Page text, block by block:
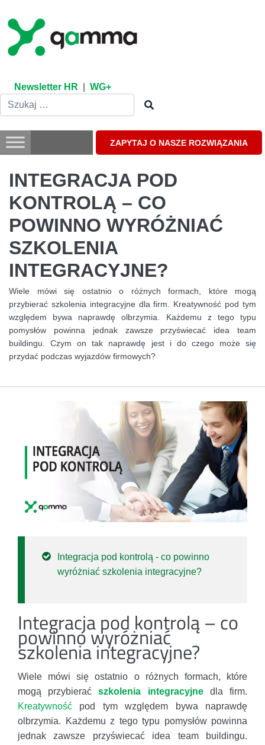
content
Newsletter HR WG+
ZAPYTAJ O NASZE ROZWIĄZANIA
INTEGRACJA POD
KONTROLĄ – CO
POWINNO WYRÓŻNIAĆ
SZKOLENIA
INTEGRACYJNE?
Wiele mówi się ostatnio o różnych formach, które mogą
przybierać szkolenia integracyjne dla firm. Kreatywność pod tym
względem bywa naprawdę olbrzymia. Każdemu z tego typu
pomysłów powinna jednak zawsze przyświecać idea team
buildingu. Czym on tak naprawdę jest i do czego może się
przydać podczas wyjazdów firmowych?
Integracja pod kontrolą - co powinno
wyróżniać szkolenia integracyjne?
Integracja pod kontrolą – co
powinno wyróżniać
szkolenia integracyjne?
Wiele mówi się ostatnio o różnych formach, które
mogą przybieraćszkolenia integracyjnedla firm.
Kreatywność pod tym względem bywa naprawdę
olbrzymia. Każdemu z tego typu pomysłów powinna
jednak zawsze przyświecać idea team buildingu.